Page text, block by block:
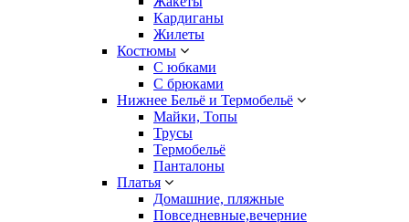
Кардиганы
Жилеты
Костюмы
С юбками
С брюками
Нижнее Бельё и Термобельё
Майки, Топы
Трусы
Термобельё
Панталоны
Платья
Домашние, пляжные
Повседневные,вечерние